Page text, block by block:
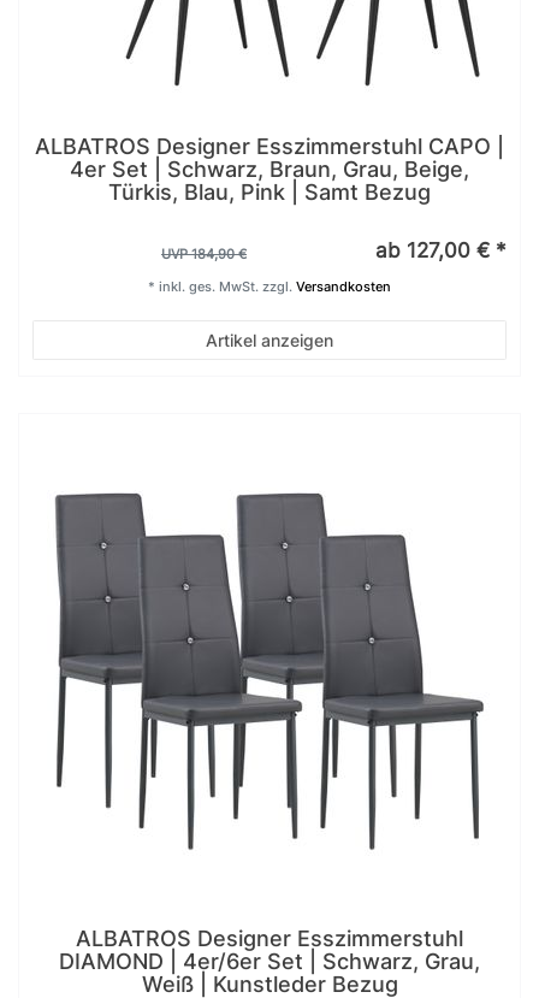
ALBATROS Designer Esszimmerstuhl CAPO |
4er Set | Schwarz, Braun, Grau, Beige,
Türkis, Blau, Pink | Samt Bezug
UVP 184,90 € ab 127,00 € *
Artikel anzeigen
* inkl. ges. MwSt. zzgl. Versandkosten
ALBATROS Designer Esszimmerstuhl
DIAMOND | 4er/6er Set | Schwarz, Grau,
Weiß | Kunstleder Bezug